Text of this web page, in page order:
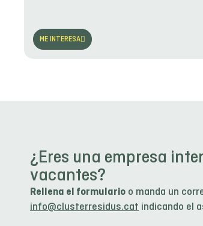
ME INTERESA
¿Eres una empresa
vacantes?
Rellena el formulario o manda un
info@clusterresidus.cat indicando el